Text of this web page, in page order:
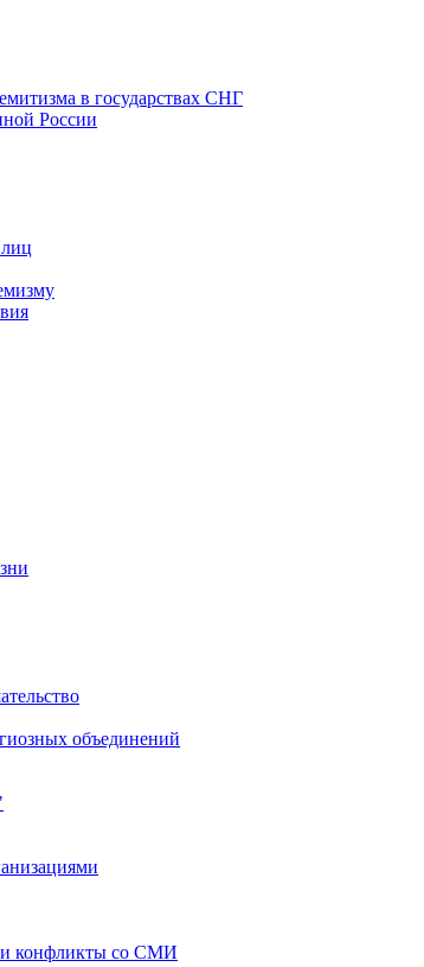
в государствах СНГ
России
объединений
и конфликты со СМИ